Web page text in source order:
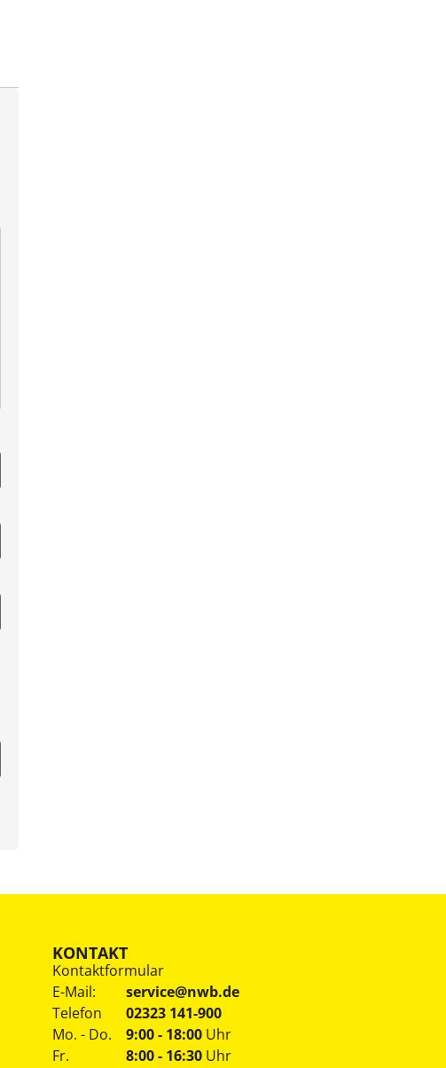
KONTAKT
Kontaktformular
E-Mail:
service@nwb.de
Telefon
02323 141-900
Mo. - Do.
Fr.
9:00 - 18:00 Uhr
8:00 - 16:30 Uhr